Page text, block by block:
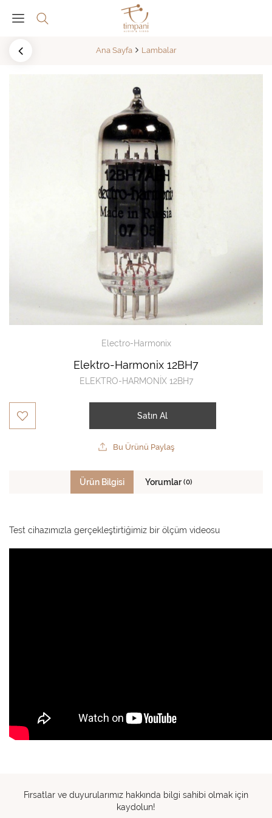
Ana Sayfa Lambalar
Electro-Harmonix
Elektro-Harmonix 12BH7
ELEKTRO-HARMONİX 12BH7
Satın Al
Bu Ürünü Paylaş
Ürün Bilgisi Yorumlar (0)
Test cihazımızla gerçekleştirtiğimiz bir ölçüm videosu
Fırsatlar ve duyurularımız hakkında bilgi sahibi olmak için
kaydolun!